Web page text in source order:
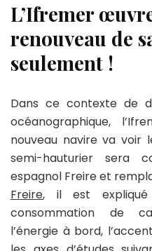
L’Ifremer
renouveau de
seulement !
Dans ce contexte de
océanographique,
nouveau navire va voir
semi-hauturier sera
espagnol Freire et
Freire, il est
consommation de
l’énergie à bord,